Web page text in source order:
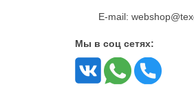
E-mail:
Мы в соц сетях: